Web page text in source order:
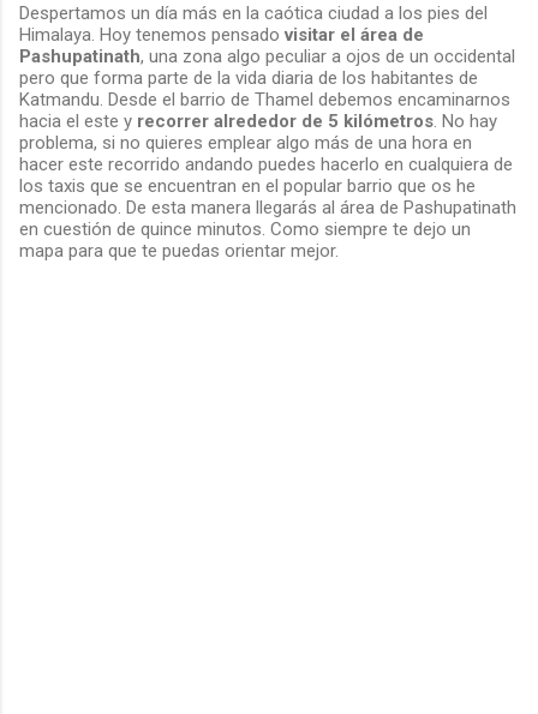
Despertamos un día más en la caótica ciudad a los pies del
Himalaya. Hoy tenemos pensadovisitar el área de
Pashupatinath, una zona algo peculiar a ojos de un occidental
pero que forma parte de la vida diaria de los habitantes de
Katmandu. Desde el barrio de Thamel debemos encaminarnos
hacia el este y recorrer alrededor de 5 kilómetros . No hay
problema, si no quieres emplear algo más de una hora en
hacer este recorrido andando puedes hacerlo en cualquiera de
los taxis que se encuentran en el popular barrio que os he
mencionado. De esta manera llegarás al área de Pashupatinath
en cuestión de quince minutos. Como siempre te dejo un
mapa para que te puedas orientar mejor.